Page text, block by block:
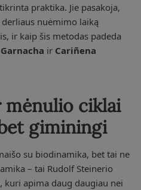
praktika. Jie pasakoja,
nuėmimo laiką
ir kaip šis metodas padeda
Garnacha ir Cariñena
mėnulio ciklai
giminingi
su biodinamika, bet tai ne
– tai Rudolf Steinerio
kuri apima daug daugiau nei